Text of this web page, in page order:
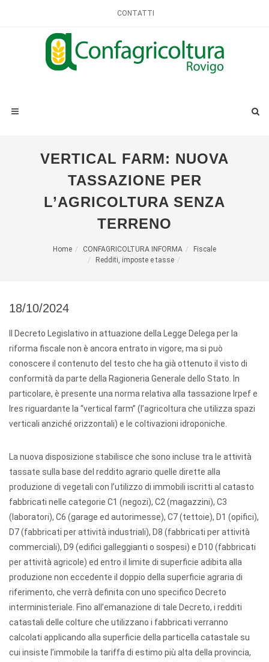
CONTATTI
VERTICAL FARM: NUOVA
TASSAZIONE PER
L’AGRICOLTURA SENZA
TERRENO
Home CONFAGRICOLTURA INFORMA
Fiscale
Redditi, imposte e tasse
18/10/2024
Il Decreto Legislativo in attuazione della Legge Delega per la
riforma fiscale non è ancora entrato in vigore, ma si può
conoscere il contenuto del testo che ha già ottenuto il visto di
conformità da parte della Ragioneria Generale dello Stato. In
particolare, è presente una norma relativa alla tassazione Irpef e
Ires riguardante la “vertical farm” (l’agricoltura che utilizza spazi
verticali anziché orizzontali) e le coltivazioni idroponiche.
La nuova disposizione stabilisce che sono incluse tra le attività
tassate sulla base del reddito agrario quelle dirette alla
produzione di vegetali con l’utilizzo di immobili iscritti al catasto
fabbricati nelle categorie C1 (negozi), C2 (magazzini), C3
(laboratori), C6 (garage ed autorimesse), C7 (tettoie), D1 (opifici),
D7 (fabbricati per attività industriali), D8 (fabbricati per attività
commerciali), D9 (edifici galleggianti o sospesi) e D10 (fabbricati
per attività agricole) ed entro il limite di superficie adibita alla
produzione non eccedente il doppio della superficie agraria di
riferimento, che verrà definita con uno specifico Decreto
interministeriale. Fino all’emanazione di tale Decreto, i redditi
catastali delle colture che utilizzano i fabbricati verranno
calcolati applicando alla superficie della particella catastale su
cui insiste l’immobile la tariffa di estimo più alta della provincia,